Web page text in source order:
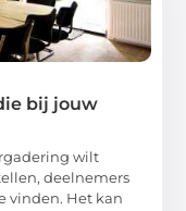
bij jouw
wilt
deelnemers
vinden. Het kan